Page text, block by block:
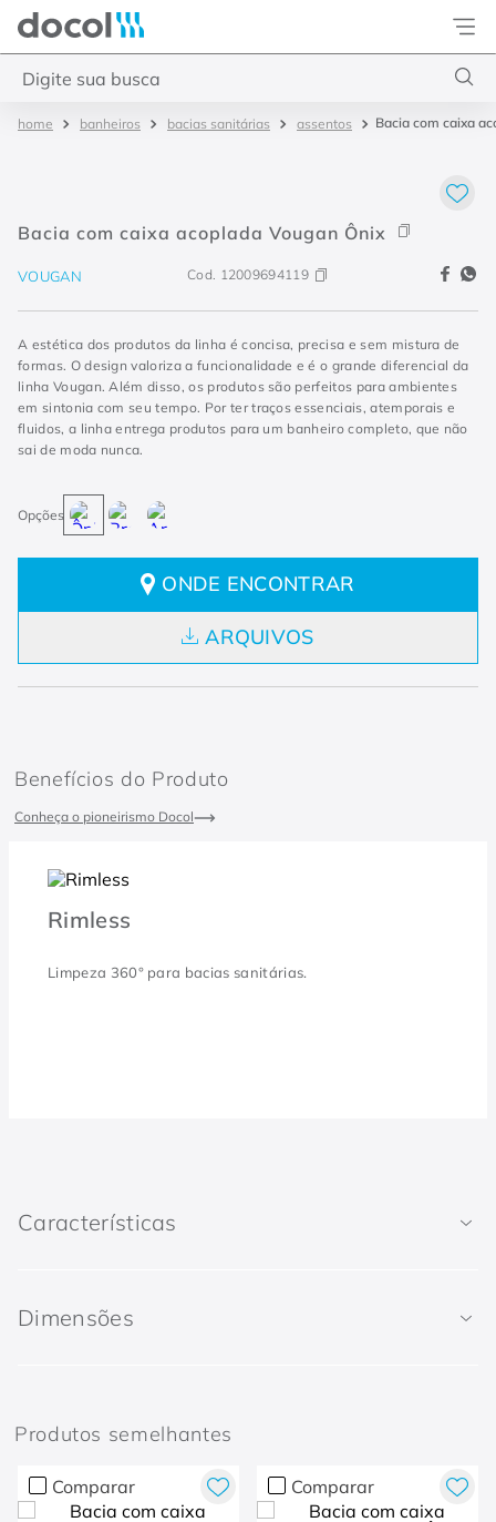
Docol
banheiros bacias sanitárias assentos Bacia com caixa
Bacia com caixa acoplada Vougan Ônix​
VOUGAN Cod. 12009694119
A estética dos produtos da linha é concisa, precisa e sem mistura de
formas. O design valoriza a funcionalidade e é o grande diferencial da
linha Vougan. Além disso, os produtos são perfeitos para ambientes
em sintonia com seu tempo. Por ter traços essenciais, atemporais e
fluidos, a linha entrega produtos para um banheiro completo, que não
sai de moda nunca.
ONDE ENCONTRAR
ARQUIVOS
Benefícios do Produto
Conheça o pioneirismo Docol
Rimless
Limpeza 360° para bacias sanitárias.
Características
Dimensões
Produtos semelhantes
Comparar Comparar
4º chuveiro